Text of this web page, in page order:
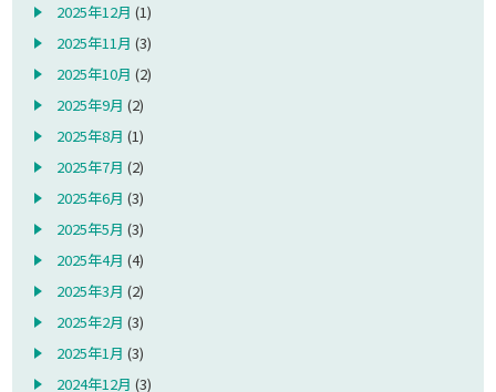
2025年12月 (1)
2025年11月 (3)
2025年10月 (2)
2025年9月 (2)
2025年8月 (1)
2025年7月 (2)
2025年6月 (3)
2025年5月 (3)
2025年4月 (4)
2025年3月 (2)
2025年2月 (3)
2025年1月 (3)
2024年12月 (3)